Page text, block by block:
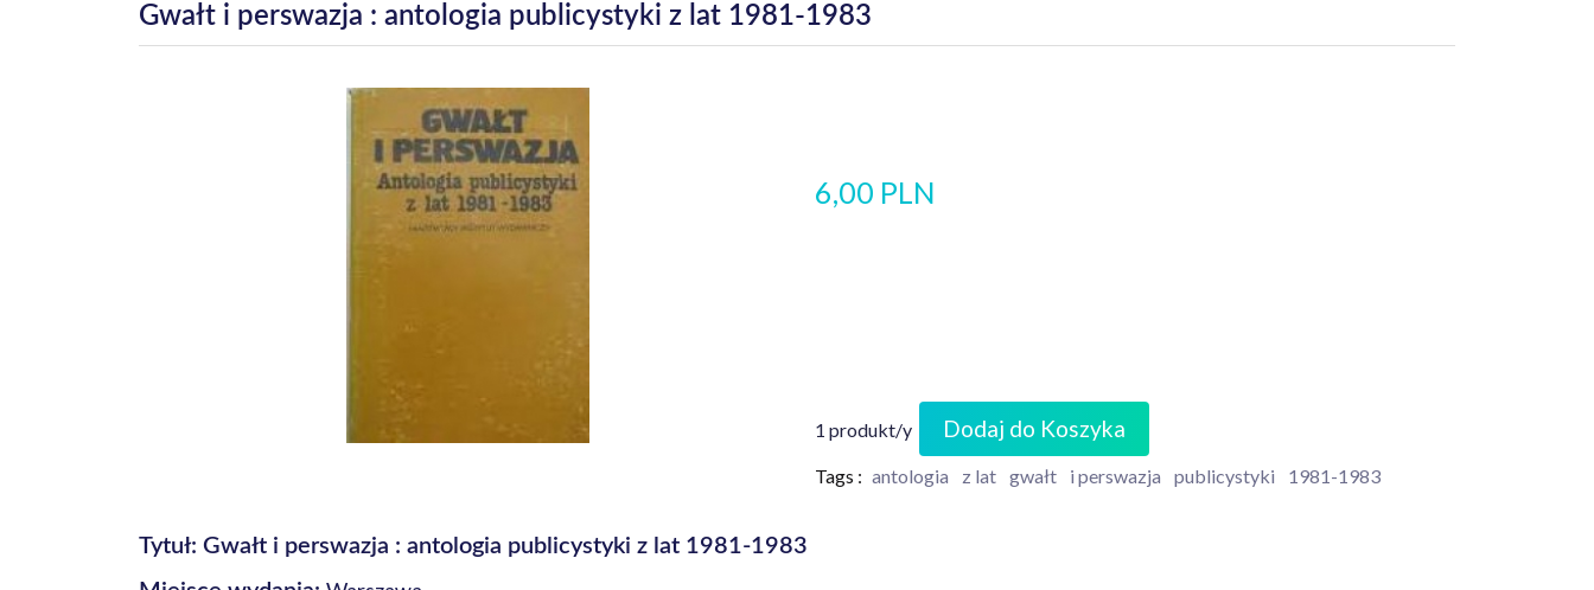
Gwałt i perswazja : antologia publicystyki z lat 1981-1983
6,00 PLN
1 produkt/y Dodaj do Koszyka
Tags : antologia z lat gwałt i perswazja publicystyki 1981-1983
Tytuł: Gwałt i perswazja : antologia publicystyki z lat 1981-1983